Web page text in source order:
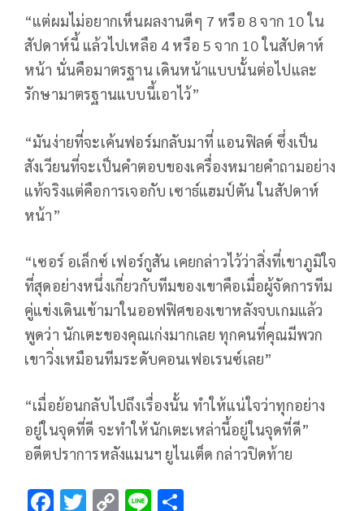
“แต่ผมไม่อยากเห็นผลงานดีๆ 7 หรือ 8 จาก 10 ใน
สัปดาห์นี้ แล้วไปเหลือ 4 หรือ 5 จาก 10 ในสัปดาห์
หน้า นั่นคือมาตรฐาน เดินหน้าแบบนั้นต่อไปและ
รักษามาตรฐานแบบนี้เอาไว้”
“มันง่ายที่จะเค้นฟอร์มกลับมาที่ แอนฟิลด์ ซึ่งเป็น
สังเวียนที่จะเป็นคำตอบของเครื่องหมายคำถามอย่าง
แท้จริงแต่คือการเจอกับ เซาธ์แฮมป์ตัน ในสัปดาห์
หน้า”
“เซอร์ อเล็กซ์ เฟอร์กูสัน เคยกล่าวไว้ว่าสิ่งที่เขาภูมิใจ
ที่สุดอย่างหนึ่งเกี่ยวกับทีมของเขาคือเมื่อผู้จัดการทีม
คู่แข่งเดินเข้ามาในออฟฟิศของเขาหลังจบเกมแล้ว
พูดว่า นักเตะของคุณเก่งมากเลย ทุกคนที่คุณมีพวก
เขาวิ่งเหมือนทีมระดับคอนเฟอเรนซ์เลย”
“เมื่อย้อนกลับไปถึงเรื่องนั้น ทำให้แน่ใจว่าทุกอย่าง
อยู่ในจุดที่ดี จะทำให้นักเตะเหล่านี้อยู่ในจุดที่ดี”
อดีตปราการหลังแมนฯ ยูไนเต็ด กล่าวปิดท้าย
F T C Li